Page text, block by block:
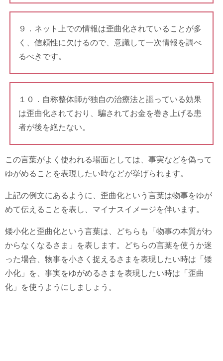
９．ネット上での情報は歪曲化されていることが多
く、信頼性に欠けるので、意識して一次情報を調べ
るべきです。
１０．自称整体師が独自の治療法と謳っている効果
は歪曲化されており、騙されてお金を巻き上げる患
者が後を絶たない。
この言葉がよく使われる場面としては、事実などを偽って
ゆがめることを表現したい時などが挙げられます。
上記の例文にあるように、歪曲化という言葉は物事をゆが
めて伝えることを表し、マイナスイメージを伴います。
矮小化と歪曲化という言葉は、どちらも「物事の本質がわ
からなくなるさま」を表します。どちらの言葉を使うか迷
った場合、物事を小さく捉えるさまを表現したい時は「矮
小化」を、事実をゆがめるさまを表現したい時は「歪曲
化」を使うようにしましょう。